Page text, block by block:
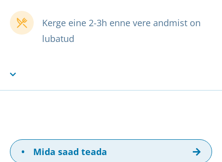
Kerge eine 2-3h enne vere andmist on
lubatud
• Mida saad teada